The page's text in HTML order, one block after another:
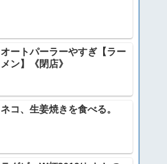
オートパーラーやすぎ【ラー
メン】《閉店》
ネコ、生姜焼きを食べる。